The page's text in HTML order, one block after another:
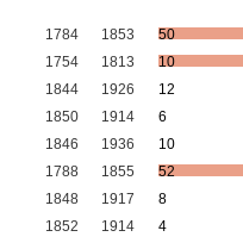
1784 1853
50
1754 1813
10
1844 1926
12
1850 1914
6
1846 1936
10
1788 1855
52
1848 1917
8
1852 1914
4